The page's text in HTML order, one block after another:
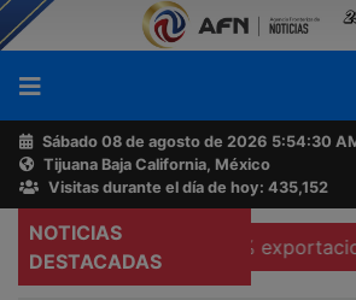
Sábado 08 de agosto de 2026 5:54:31
Tijuana Baja California, México
Visitas durante el día de hoy: 435,152
NOTICIAS
DESTACADAS
Se hunden 37% exportaciones de
Buscador
Acerca
de